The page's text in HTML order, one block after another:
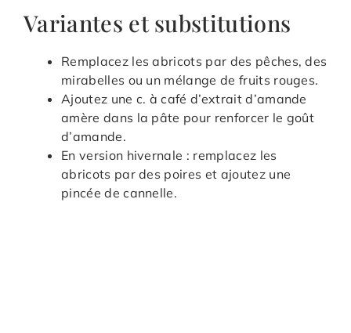
Variantes et substitutions
Remplacez les abricots par des pêches, des
mirabelles ou un mélange de fruits rouges.
Ajoutez une c. à café d’extrait d’amande
amère dans la pâte pour renforcer le goût
d’amande.
En version hivernale : remplacez les
abricots par des poires et ajoutez une
pincée de cannelle.